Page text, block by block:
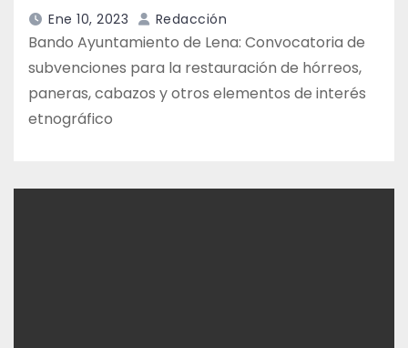
Ene 10, 2023 Redacción
Bando Ayuntamiento de Lena: Convocatoria de
subvenciones para la restauración de hórreos,
paneras, cabazos y otros elementos de interés
etnográfico